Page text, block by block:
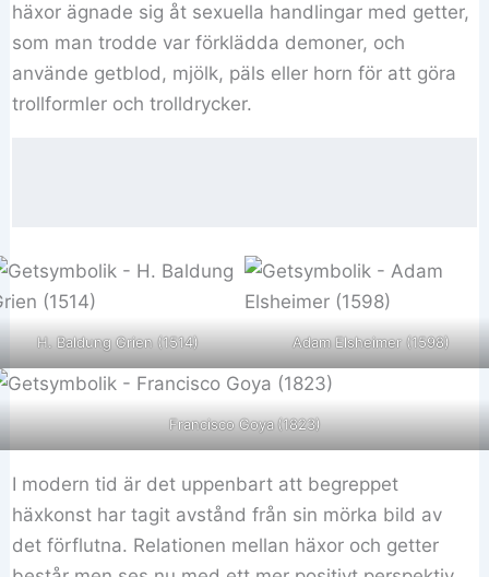
häxor ägnade sig åt sexuella handlingar med getter,
som man trodde var förklädda demoner, och
använde getblod, mjölk, päls eller horn för att göra
trollformler och trolldrycker.
H. Baldung Grien (1514) Adam Elsheimer (1598)
Francisco Goya (1823)
I modern tid är det uppenbart att begreppet
häxkonst har tagit avstånd från sin mörka bild av
det förflutna. Relationen mellan häxor och getter